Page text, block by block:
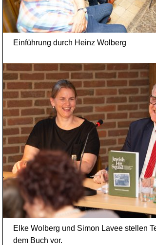
Einführung durch Heinz Wolberg
Elke Wolberg und Simon Lavee stellen
dem Buch vor.